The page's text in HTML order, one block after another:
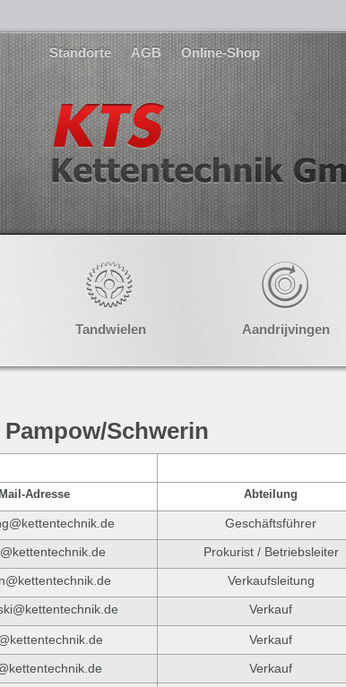
Standorte AGB Online-Shop
Tandwielen Aandrijvingen
Schwerin
Adresse Abteilung
Geschäftsführer
Prokurist / Betriebsleiter
Verkaufsleitung
Verkauf
Verkauf
Verkauf